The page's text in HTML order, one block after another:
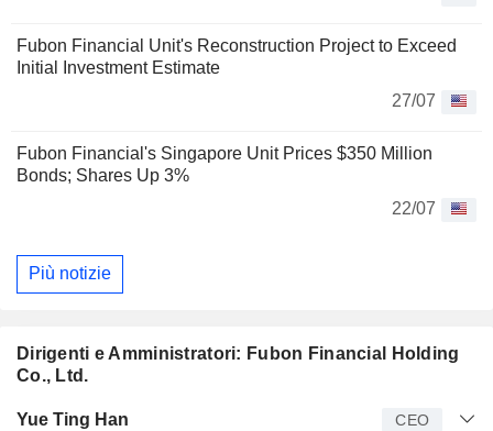
Fubon Financial Unit's Reconstruction Project to Exceed
Initial Investment Estimate
27/07
Fubon Financial's Singapore Unit Prices $350 Million
Bonds; Shares Up 3%
22/07
Più notizie
Dirigenti e Amministratori: Fubon Financial Holding
Co., Ltd.
Manager Titolo
Yue Ting Han CEO